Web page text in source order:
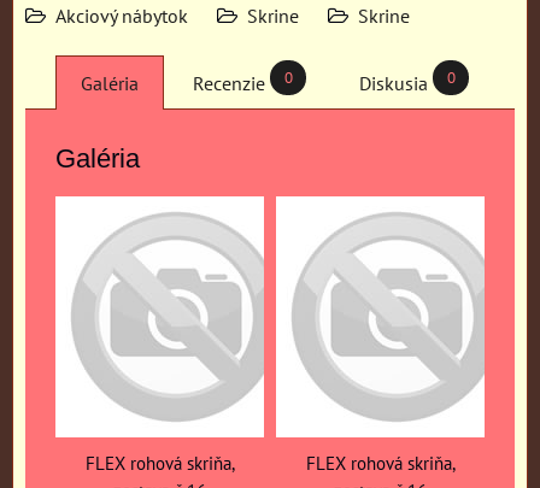
Akciový nábytok
Skrine Skrine
Galéria Recenzie 0 Diskusia 0
Galéria
FLEX rohová skriňa,
FLEX rohová skriňa,